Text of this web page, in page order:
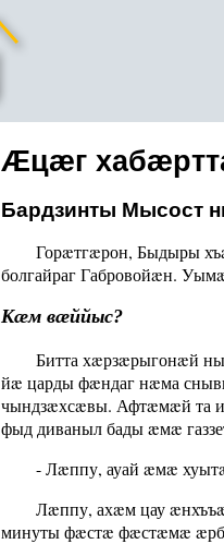
Æцæг
Бардзинты Мысост
Горæтгæрон, Быдыры
болгайраг Габровойæн.
Кæм вæййыс?
Битта хæрзæрыгонæй
йæ царды фæндаг нæма
чындзæхсæвы. Афтæмæй та
фыд диваныл бады æмæ
- Лæппу, ауай æмæ
Лæппу, ахæм цау
минуты фæстæ фæстæмæ